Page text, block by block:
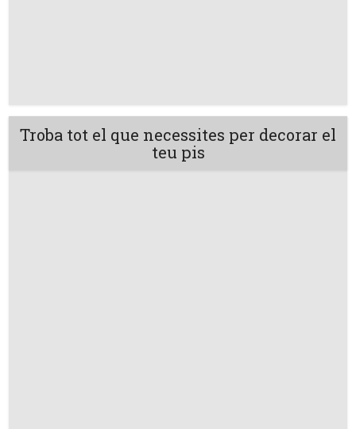
Troba tot el que necessites per decorar el
teu pis